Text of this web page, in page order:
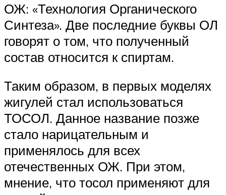
ОЖ: «Технология Органического
Синтеза». Две последние буквы ОЛ
говорят о том, что полученный
состав относится к спиртам.
Таким образом, в первых моделях
жигулей стал использоваться
ТОСОЛ. Данное название позже
стало нарицательным и
применялось для всех
отечественных ОЖ. При этом,
мнение, что тосол применяют для